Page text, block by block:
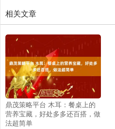
相关文章
鼎茂策略平台 木耳：餐桌上的
营养宝藏，好处多多还百搭，做
法超简单